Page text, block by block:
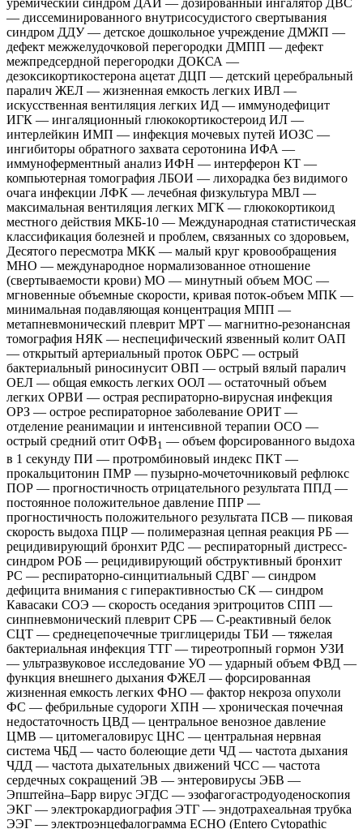
уремический синдром ДАИ — дозированный ингалятор ДВС
— диссеминированного внутрисосудистого свертывания
синдром ДДУ — детское дошкольное учреждение ДМЖП —
дефект межжелудочковой перегородки ДМПП — дефект
межпредсердной перегородки ДОКСА —
дезоксикортикостерона ацетат ДЦП — детский церебральный
паралич ЖЕЛ — жизненная емкость легких ИВЛ —
искусственная вентиляция легких ИД — иммунодефицит
ИГК — ингаляционный глюкокортикостероид ИЛ —
интерлейкин ИМП — инфекция мочевых путей ИОЗС —
ингибиторы обратного захвата серотонина ИФА —
иммуноферментный анализ ИФН — интерферон КТ —
компьютерная томография ЛБОИ — лихорадка без видимого
очага инфекции ЛФК — лечебная физкультура МВЛ —
максимальная вентиляция легких МГК — глюкокортикоид
местного действия МКБ-10 — Международная статистическая
классификация болезней и проблем, связанных со здоровьем,
Десятого пересмотра МКК — малый круг кровообращения
МНО — международное нормализованное отношение
(свертываемости крови) МО — минутный объем МОС —
мгновенные объемные скорости, кривая поток-объем МПК —
минимальная подавляющая концентрация МПП —
метапневмонический плеврит МРТ — магнитно-резонансная
томография НЯК — неспецифический язвенный колит ОАП
— открытый артериальный проток ОБРС — острый
бактериальный риносинусит ОВП — острый вялый паралич
ОЕЛ — общая емкость легких ООЛ — остаточный объем
легких ОРВИ — острая респираторно-вирусная инфекция
ОРЗ — острое респираторное заболевание ОРИТ —
отделение реанимации и интенсивной терапии ОСО —
острый средний отит ОФВ1 — объем форсированного выдоха
в 1 секунду ПИ — протромбиновый индекс ПКТ —
прокальцитонин ПМР — пузырно-мочеточниковый рефлюкс
ПОР — прогностичность отрицательного результата ППД —
постоянное положительное давление ППР —
прогностичность положительного результата ПСВ — пиковая
скорость выдоха ПЦР — полимеразная цепная реакция РБ —
рецидивирующий бронхит РДС — респираторный дистресс-
синдром РОБ — рецидивирующий обструктивный бронхит
РС — респираторно-синцитиальный СДВГ — синдром
дефицита внимания с гиперактивностью СК — синдром
Кавасаки СОЭ — скорость оседания эритроцитов СПП —
синпневмонический плеврит СРБ — С-реактивный белок
СЦТ — среднецепочечные триглицериды ТБИ — тяжелая
бактериальная инфекция ТТГ — тиреотропный гормон УЗИ
— ультразвуковое исследование УО — ударный объем ФВД —
функция внешнего дыхания ФЖЕЛ — форсированная
жизненная емкость легких ФНО — фактор некроза опухоли
ФС — фебрильные судороги ХПН — хроническая почечная
недостаточность ЦВД — центральное венозное давление
ЦМВ — цитомегаловирус ЦНС — центральная нервная
система ЧБД — часто болеющие дети ЧД — частота дыхания
ЧДД — частота дыхательных движений ЧСС — частота
сердечных сокращений ЭВ — энтеровирусы ЭБВ —
Эпштейна–Барр вирус ЭГДС — эзофагогастродуоденоскопия
ЭКГ — электрокардиография ЭТГ — эндотрахеальная трубка
ЭЭГ — электроэнцефалограмма ЕСНО (Entero Cytopathic